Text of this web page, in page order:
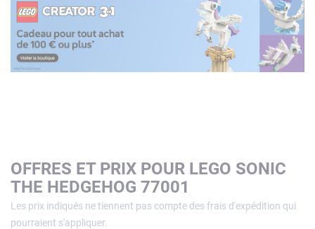
OFFRES ET PRIX POUR LEGO SONIC
THE HEDGEHOG 77001
Les prix indiqués ne tiennent pas compte des frais d'expédition qui
pourraient s'appliquer.